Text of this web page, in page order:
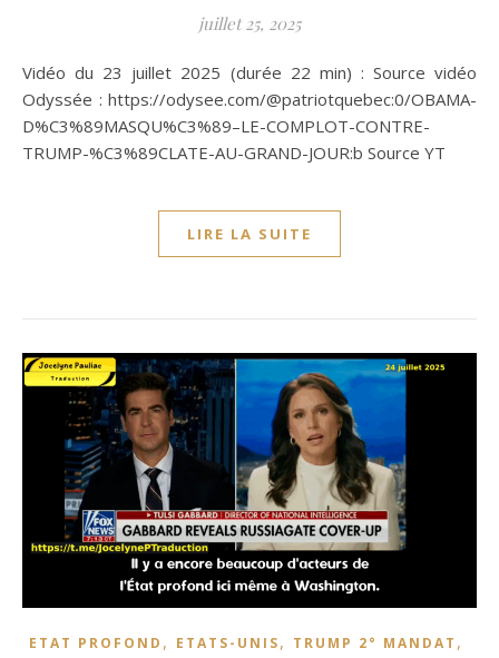
juillet 25, 2025
Vidéo du 23 juillet 2025 (durée 22 min) : Source vidéo
Odyssée : https://odysee.com/@patriotquebec:0/OBAMA-
D%C3%89MASQU%C3%89–LE-COMPLOT-CONTRE-
TRUMP-%C3%89CLATE-AU-GRAND-JOUR:b Source YT
LIRE LA SUITE
ETAT PROFOND , ETATS-UNIS, TRUMP 2° MANDAT ,